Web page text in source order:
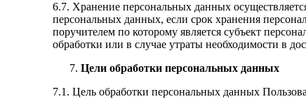
6.7. Хранение персональных данных
персональных данных, если срок хранения
поручителем по которому является субъект
обработки или в случае утраты необходимости в
Цели обработки персональных данных
7.1. Цель обработки персональных данных